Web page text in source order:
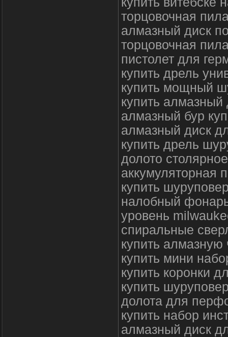
торцовочная
алмазный диск
торцовочная
пистолет для
купить дрель
купить мощный
купить алмазный
алмазный бур
алмазный диск
купить дрель
долото столярное
аккумуляторная
купить
налобный
уровень
спиральные
купить
купить мини
купить коронки
купить
долота для
купить набор
алмазный диск